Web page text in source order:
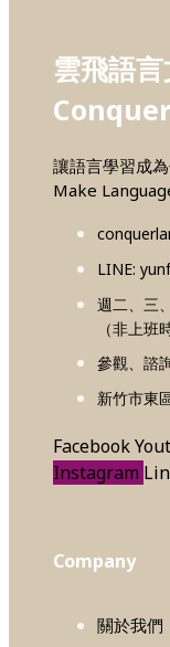
雲飛語
讓語言學習成
Make
LINE:
週二、三
（非上班
參觀、諮
新竹市東
Facebook
Instagram
Company
關於我們